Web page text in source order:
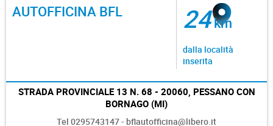
AUTOFFICINA BFL 24km
dalla località
inserita
STRADA PROVINCIALE 13 N. 68 - 20060, PESSANO CON
BORNAGO (MI)
Tel 0295743147 - bflautofficina@libero.it